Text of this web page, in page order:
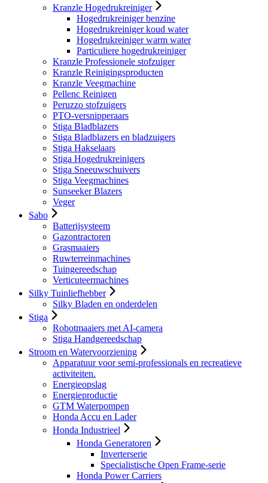
Kranzle Hogedrukreiniger
Hogedrukreiniger benzine
Hogedrukreiniger koud water
Hogedrukreiniger warm water
Particuliere hogedrukreiniger
Kranzle Professionele stofzuiger
Kranzle Reinigingsproducten
Kranzle Veegmachine
Pellenc Reinigen
Peruzzo stofzuigers
PTO-versnipperaars
Stiga Bladblazers
Stiga Bladblazers en bladzuigers
Stiga Hakselaars
Stiga Hogedrukreinigers
Stiga Sneeuwschuivers
Stiga Veegmachines
Sunseeker Blazers
Veger
Sabo
Batterijsysteem
Gazontractoren
Grasmaaiers
Ruwterreinmachines
Tuingereedschap
Verticuteermachines
Silky Tuinliefhebber
Silky Bladen en onderdelen
Stiga
Robotmaaiers met AI-camera
Stiga Handgereedschap
Stroom en Watervoorziening
Apparatuur voor semi-professionals en recreatieve
activiteiten.
Energieopslag
Energieproductie
GTM Waterpompen
Honda Accu en Lader
Honda Industrieel
Honda Generatoren
Inverterserie
Specialistische Open Frame-serie
Honda Power Carriers